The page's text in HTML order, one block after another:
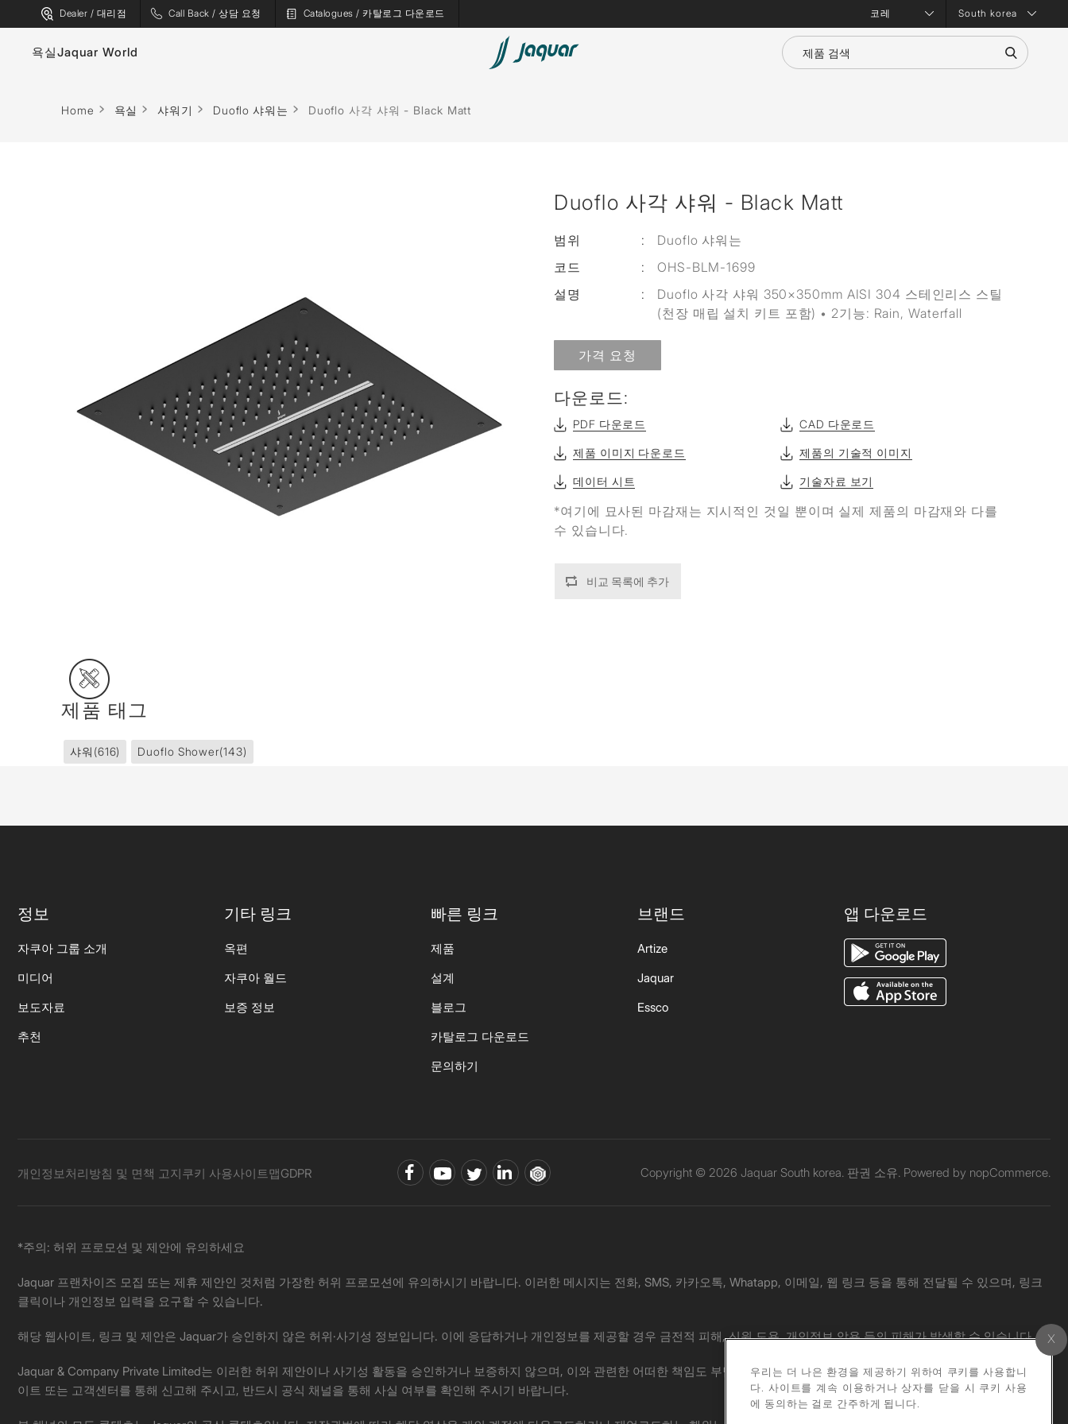
Dealer / 대리점 Call Back / 상담 요청 Catalogues / 카탈로그 다운로드 South korea
욕실
수도꼭지 욕조
Jaquar World
Home 욕실 샤워기 Duoflo 샤워는 Duoflo 사각 샤워 - Black Matt
Duoflo 사각 샤워 - Black Matt
범위 :
Duoflo 샤워는
코드
:
OHS-BLM-1699
설명
:
Duoflo 사각 샤워 350×350mm AISI 304 스테인리스 스틸
(천장 매립 설치 키트 포함) • 2기능: Rain, Waterfall
가격 요청
다운로드:
PDF 다운로드 CAD 다운로드
제품 이미지 다운로드 제품의 기술적 이미지
데이터 시트 기술자료 보기
*여기에 묘사된 마감재는 지시적인 것일 뿐이며 실제 제품의 마감재와 다를
수 있습니다.
비교 목록에 추가
제품 태그
샤워 (616) Duoflo Shower(143)
정보
자쿠아 그룹 소개
미디어
보도자료
추천
기타 링크
옥편
자쿠아 월드
보증 정보
빠른 링크
제품
설계
블로그
카탈로그 다운로드
문의하기
브랜드
Artize
Jaquar
Essco
앱 다운로드
개인정보처리방침 및 면책 고지쿠키 사용사이트맵GDPR Copyright © 2026 Jaquar South korea. 판권 소유. Powered by nopCommerce.
*주의: 허위 프로모션 및 제안에 유의하세요
Jaquar 프랜차이즈 모집 또는 제휴 제안인 것처럼 가장한 허위 프로모션에 유의하시기 바랍니다. 이러한 메시지는 전화, SMS, 카카오톡, Whatapp, 이메일, 웹 링크 등을 통해 전달될 수 있으며, 링크
클릭이나 개인정보 입력을 요구할 수 있습니다.
해당 웹사이트, 링크 및 제안은 Jaquar가 승인하지 않은 허위·사기성 정보입니다. 이에 응답하거나 개인정보를 제공할 경우 금전적 피해, 신원 도용, 개인정보 악용 등의 피해가 발생할 수 있습니다.
Jaquar & Company Private Limited는 이러한 허위 제안이나 사기성 활동을 승인하거나 보증하지 않으며, 이와 관련한 어떠한 책임도 부담하지 않습니다. 의심스러운 메시지를 받으신 경우, 공식 웹사
이트 또는 고객센터를 통해 신고해 주시고, 반드시 공식 채널을 통해 사실 여부를 확인해 주시기 바랍니다.
우리는 더 나은 환경을 제공하기 위하여 쿠키를 사용합니
다. 사이트를 계속 이용하거나 상자를 닫을 시 쿠키 사용
에 동의하는 걸로 간주하게 됩니다.